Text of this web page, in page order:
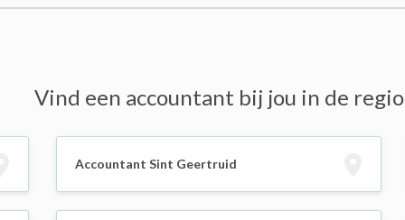
Vind een accountant bij jou in de regio
Accountant Sint Geertruid